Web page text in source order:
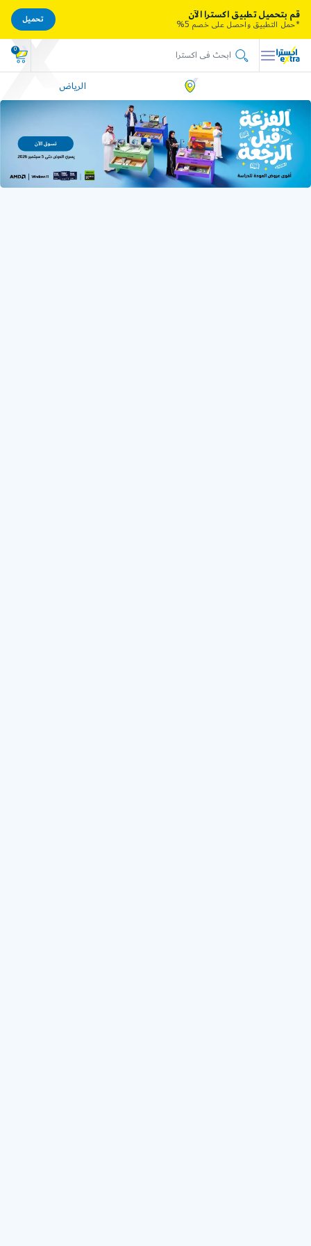
0
الرياض
قم بتحميل تطبيق اكسترا الآن
*حمل التطبيق واحصل على خصم 5%
تحميل